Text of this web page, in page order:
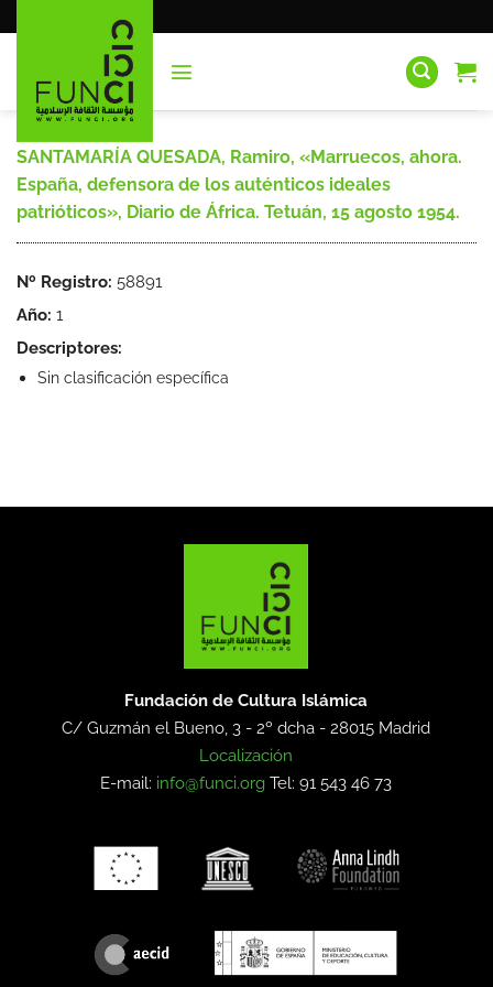
al
SANTAMARÍA QUESADA, Ramiro, «Marruecos, ahora.
España, defensora de los auténticos ideales
patrióticos», Diario de África. Tetuán, 15 agosto 1954.
Nº Registro: 58891
Año: 1
Descriptores:
Sin clasificación específica
Fundación de Cultura Islámica
C/ Guzmán el Bueno, 3 - 2º dcha -28015 Madrid
Localización
E-mail: info@funci.org Tel: 91 543 46 73